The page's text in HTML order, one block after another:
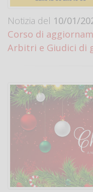
Notizia del 10/01/
Corso di
Arbitri e Giudici di